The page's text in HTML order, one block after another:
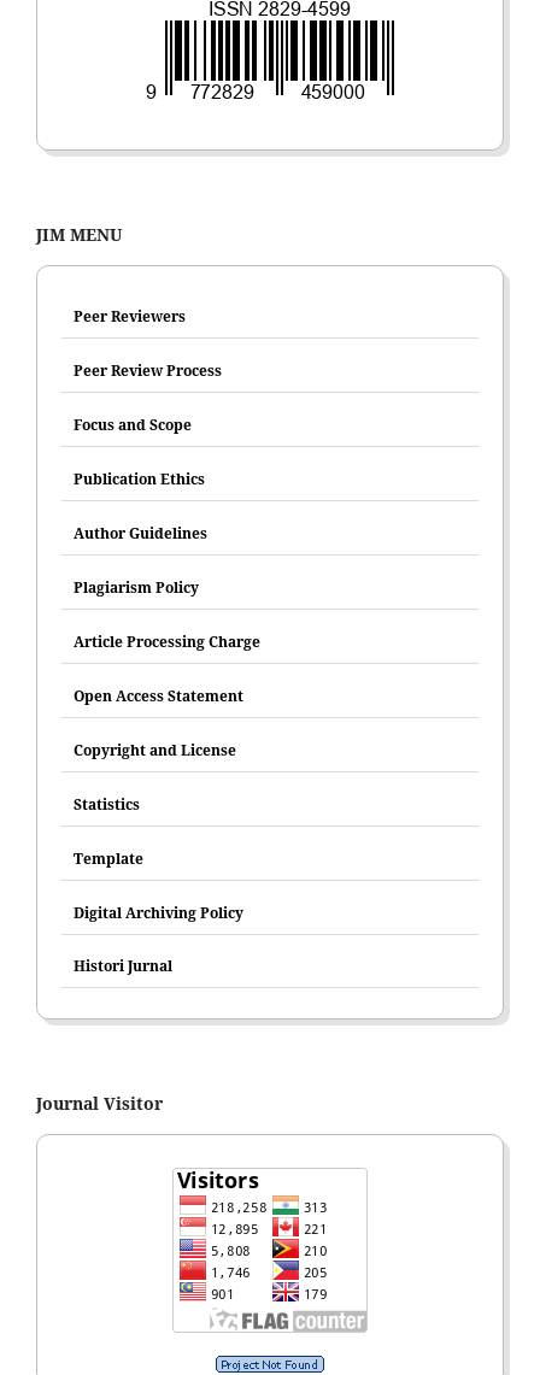
JIM MENU
Peer Reviewers
Peer Review Process
Focus and Scope
Publication Ethics
Author Guidelines
Plagiarism Policy
Article Processing Charge
Open Access Statement
Copyright and License
Statistics
Template
Digital Archiving Policy
Histori Jurnal
Journal Visitor